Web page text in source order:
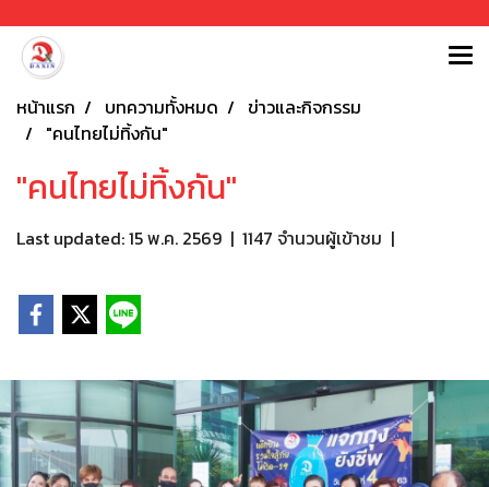
หน้าแรก บทความทั้งหมด
ข่าวและกิจกรรม
"คนไทยไม่ทิ้งกัน"
"คนไทยไม่ทิ้งกัน"
Last updated: 15 พ.ค. 2569 | 1147 จำนวนผู้เข้าชม |